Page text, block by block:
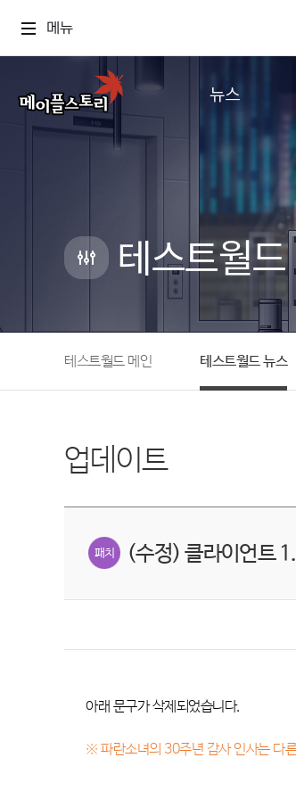
메뉴
뉴스
업데이트
이벤트
메이플 알림판
with maple
테스트월드
테스트월드 메인 테스트월드 뉴스
업데이트
(수정) 클라이언트
아래 문구가 삭제되었습니다.
※파란소녀의 30주년 감사 인사는 다